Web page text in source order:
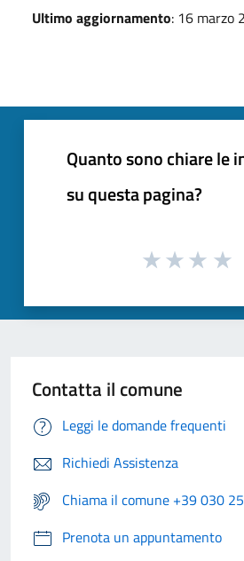
Ultimo aggiornamento: 16 marzo
Quanto sono chiare le
su questa pagina?
Contatta il comune
Leggi le domande frequenti
Richiedi Assistenza
Chiama il comune +39 030
Prenota un appuntamento